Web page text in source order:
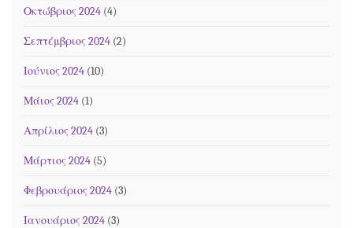
Οκτώβριος 2024 (4)
Σεπτέμβριος 2024 (2)
Ιούνιος 2024 (10)
Μάιος 2024 (1)
Απρίλιος 2024 (3)
Μάρτιος 2024 (5)
Φεβρουάριος 2024 (3)
Ιανουάριος 2024 (3)